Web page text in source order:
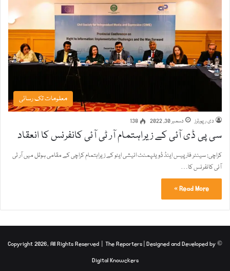
معلومات تک رسائی
دی رپورٹرز دسمبر 30, 2022 138
سی پی ڈی آئی کے زیراہتمام آر ٹی آئی کانفرنس کا انعقاد
کراچی: سینٹر فار پیس اینڈ ڈویلپمنٹ انیشی ایٹو کے زیراہتمام کراچی کے مقامی ہوٹل میں آر ٹی
آئی کانفرنس کا…
Read More »
© Copyright 2026, All Rights Reserved |
The Reporters | Designed and Developed by
Digital Knowckers